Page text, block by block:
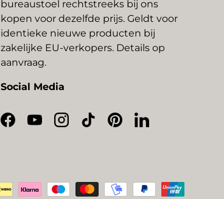
bureaustoel rechtstreeks bij ons
kopen voor dezelfde prijs. Geldt voor
identieke nieuwe producten bij
zakelijke EU-verkopers. Details op
aanvraag.
Social Media
Facebook
YouTubeInstagram
TikTokPinterestLinkedIn